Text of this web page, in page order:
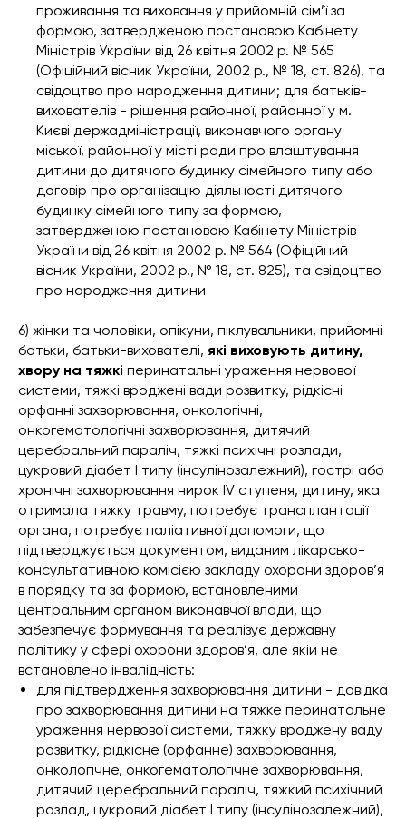
проживання та виховання у прийомній сім’ї за
формою, затвердженою постановою Кабінету
Міністрів України від 26 квітня 2002 р. № 565
(Офіційний вісник України, 2002 р., № 18, ст. 826), та
свідоцтво про народження дитини; для батьків-
вихователів - рішення районної, районної у м.
Києві держадміністрації, виконавчого органу
міської, районної у місті ради про влаштування
дитини до дитячого будинку сімейного типу або
договір про організацію діяльності дитячого
будинку сімейного типу за формою,
затвердженою постановою Кабінету Міністрів
України від 26 квітня 2002 р. № 564 (Офіційний
вісник України, 2002 р., № 18, ст. 825), та свідоцтво
про народження дитини
6) жінки та чоловіки, опікуни, піклувальники, прийомні
батьки, батьки-вихователі, які виховують дитину,
хвору на тяжкі перинатальні ураження нервової
системи, тяжкі вроджені вади розвитку, рідкісні
орфанні захворювання, онкологічні,
онкогематологічні захворювання, дитячий
церебральний параліч, тяжкі психічні розлади,
цукровий діабет I типу (інсулінозалежний), гострі або
хронічні захворювання нирок IV ступеня, дитину, яка
отримала тяжку травму, потребує трансплантації
органа, потребує паліативної допомоги, що
підтверджується документом, виданим лікарсько-
консультативною комісією закладу охорони здоров’я
в порядку та за формою, встановленими
центральним органом виконавчої влади, що
забезпечує формування та реалізує державну
політику у сфері охорони здоров’я, але якій не
встановлено інвалідність:
для підтвердження захворювання дитини - довідка
про захворювання дитини на тяжке перинатальне
ураження нервової системи, тяжку вроджену ваду
розвитку, рідкісне (орфанне) захворювання,
онкологічне, онкогематологічне захворювання,
дитячий церебральний параліч, тяжкий психічний
розлад, цукровий діабет I типу (інсулінозалежний),